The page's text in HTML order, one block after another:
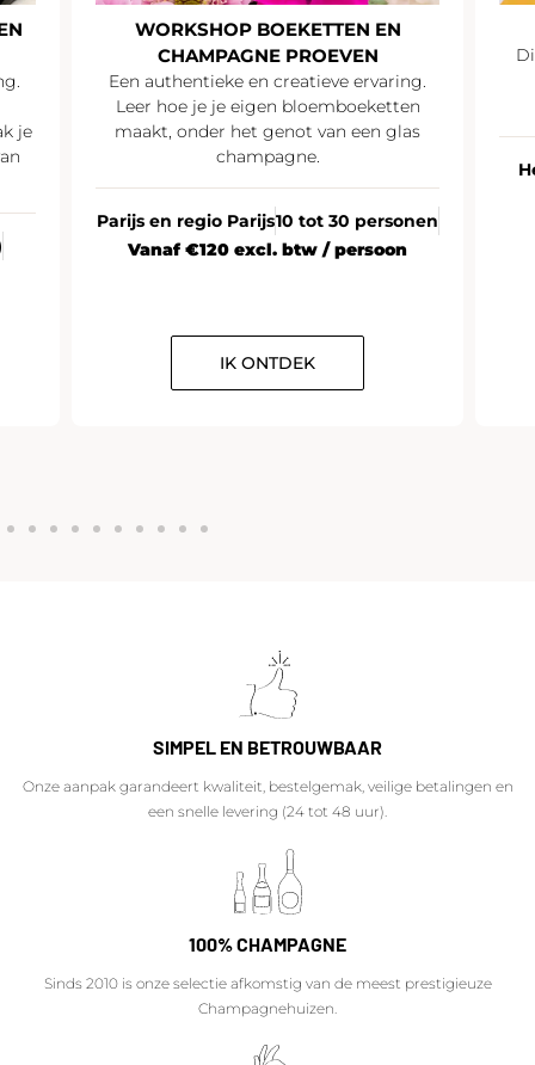
je
WORKSHOP BOEKETTEN EN
CHAMPAGNE PROEVEN
Een authentieke en creatieve ervaring.
Leer hoe je je eigen bloemboeketten
maakt, onder het genot van een glas
champagne.
Parijs en regio Parijs10 tot 30 personen
Vanaf €120 excl. btw / persoon
IK ONTDEK
SIMPEL EN BETROUWBAAR
Onze aanpak garandeert kwaliteit, bestelgemak, veilige betalingen en
een snelle levering (24 tot 48 uur).
100% CHAMPAGNE
Sinds 2010 is onze selectie afkomstig van de meest prestigieuze
Champagnehuizen.